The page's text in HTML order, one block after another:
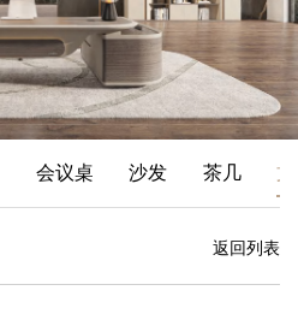
会议桌 沙发 茶几
返回列表